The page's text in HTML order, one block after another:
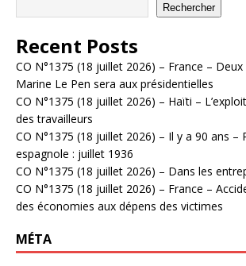
Rechercher
Recent Posts
CO N°1375 (18 juillet 2026) – France –
Marine Le Pen sera aux présidentielles
CO N°1375 (18 juillet 2026) – Haïti –
des travailleurs
CO N°1375 (18 juillet 2026) – Il y a 90 ans –
espagnole : juillet 1936
CO N°1375 (18 juillet 2026) – Dans les
CO N°1375 (18 juillet 2026) – France –
des économies aux dépens des victimes
MÉTA